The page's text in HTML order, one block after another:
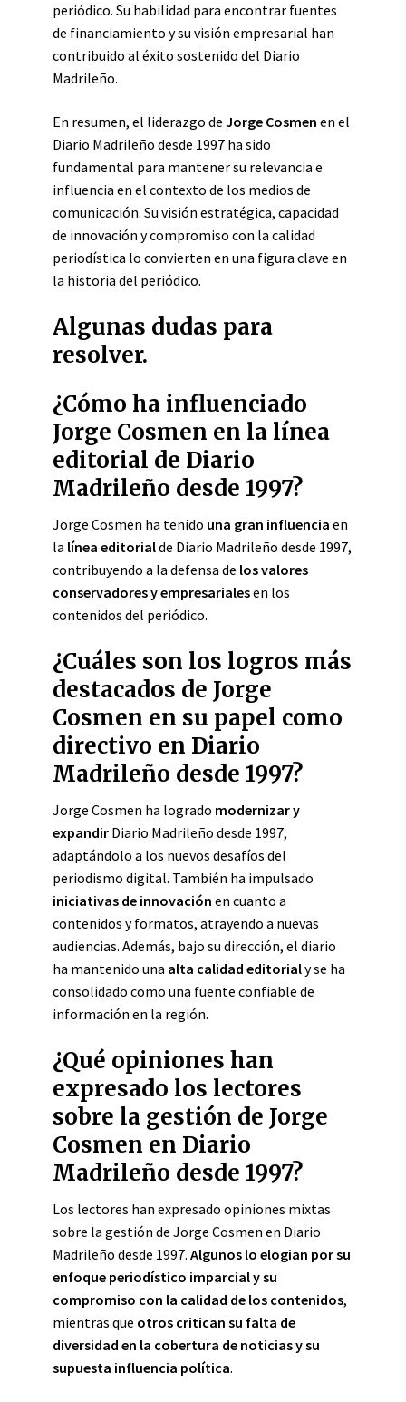
periódico. Su habilidad para encontrar fuentes
de financiamiento y su visión empresarial han
contribuido al éxito sostenido del Diario
Madrileño.
En resumen, el liderazgo de Jorge Cosmen en el
Diario Madrileño desde 1997 ha sido
fundamental para mantener su relevancia e
influencia en el contexto de los medios de
comunicación. Su visión estratégica, capacidad
de innovación y compromiso con la calidad
periodística lo convierten en una figura clave en
la historia del periódico.
Algunas dudas para
resolver.
¿Cómo ha influenciado
Jorge Cosmen en la línea
editorial de Diario
Madrileño desde 1997?
Jorge Cosmen ha tenido una gran influencia en
la línea editorialde Diario Madrileño desde 1997,
contribuyendo a la defensa de los valores
conservadores y empresarialesen los
contenidos del periódico.
¿Cuáles son los logros más
destacados de Jorge
Cosmen en su papel como
directivo en Diario
Madrileño desde 1997?
Jorge Cosmen ha logrado modernizar y
expandir Diario Madrileño desde 1997,
adaptándolo a los nuevos desafíos del
periodismo digital. También ha impulsado
iniciativas de innovación en cuanto a
contenidos y formatos, atrayendo a nuevas
audiencias. Además, bajo su dirección, el diario
ha mantenido una alta calidad editorialy se ha
consolidado como una fuente confiable de
información en la región.
¿Qué opiniones han
expresado los lectores
sobre la gestión de Jorge
Cosmen en Diario
Madrileño desde 1997?
Los lectores han expresado opiniones mixtas
sobre la gestión de Jorge Cosmen en Diario
Madrileño desde 1997. Algunos lo elogian por su
enfoque periodístico imparcial y su
compromiso con la calidad de los contenidos,
mientras que otros critican su falta de
diversidad en la cobertura de noticias y su
supuesta influencia política.